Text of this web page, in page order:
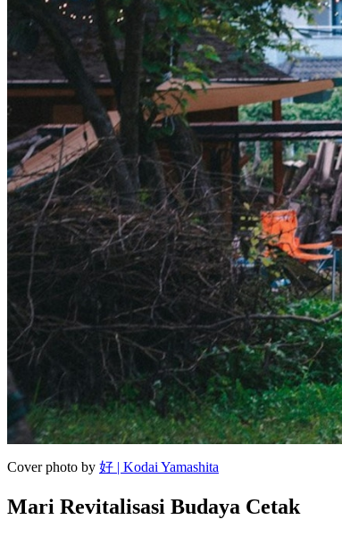
Cover photo by 好 | Kodai Yamashita
Mari Revitalisasi Budaya Cetak